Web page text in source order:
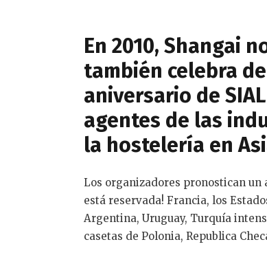
En 2010, Shangai
también celebra
aniversario de
agentes de las
la hostelería en
Los organizadores pronostican
está reservada! Francia, los
Argentina, Uruguay, Turquía
casetas de Polonia, Republica